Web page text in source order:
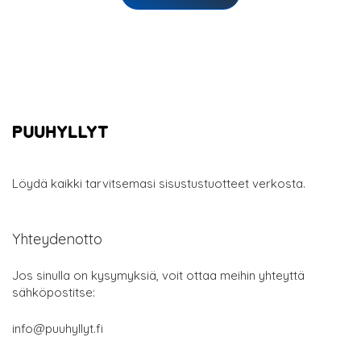
Löydä kaikki tarvitsemasi sisustustuotteet verkosta.
Yhteydenotto
Jos sinulla on kysymyksiä, voit ottaa meihin yhteyttä
sähköpostitse:
info@puuhyllyt.fi